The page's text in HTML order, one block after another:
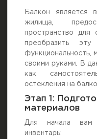
Балкон является
жилища,
пространство для
преобразить
функциональность,
своими руками. В
как
остекления на
Этап 1:
материалов
Для начала вам
инвентарь: